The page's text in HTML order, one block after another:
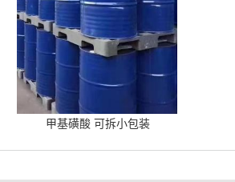
甲基磺酸 可拆小包装